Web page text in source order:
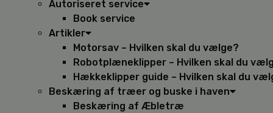
Autoriseret service
Book service
Artikler
Motorsav – Hvilken skal du vælge?
Robotplæneklipper – Hvilken skal du
Hækkeklipper guide – Hvilken skal du
Beskæring af træer og buske i haven
Beskæring af Æbletræ